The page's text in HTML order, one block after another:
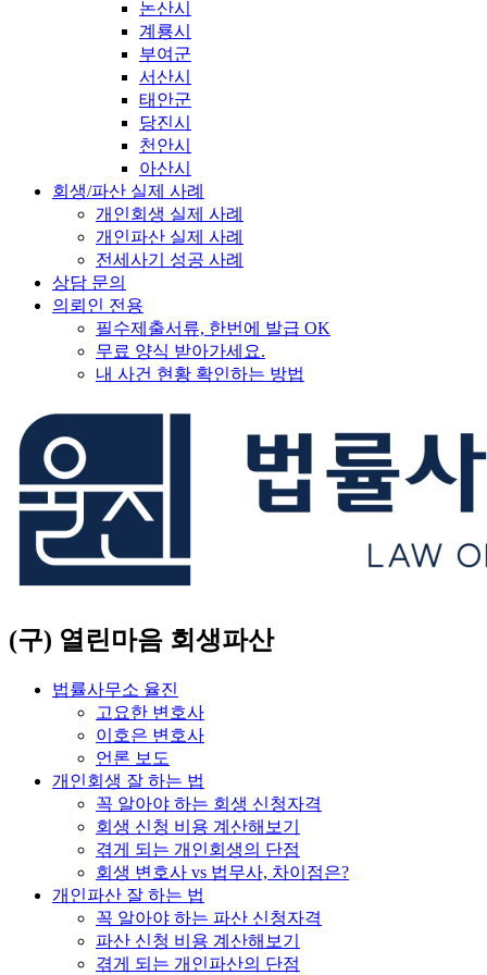
논산시
계룡시
부여군
서산시
태안군
당진시
천안시
아산시
회생/파산 실제 사례
개인회생 실제 사례
개인파산 실제 사례
전세사기 성공 사례
상담 문의
의뢰인 전용
필수제출서류, 한번에 발급 OK
무료 양식 받아가세요.
내 사건 현황 확인하는 방법
(구) 열린마음 회생파산
법률사무소 율진
고요한 변호사
이호은 변호사
언론 보도
개인회생 잘 하는 법
꼭 알아야 하는 회생 신청자격
회생 신청 비용 계산해보기
겪게 되는 개인회생의 단점
회생 변호사 vs 법무사, 차이점은?
개인파산 잘 하는 법
꼭 알아야 하는 파산 신청자격
파산 신청 비용 계산해보기
겪게 되는 개인파산의 단점